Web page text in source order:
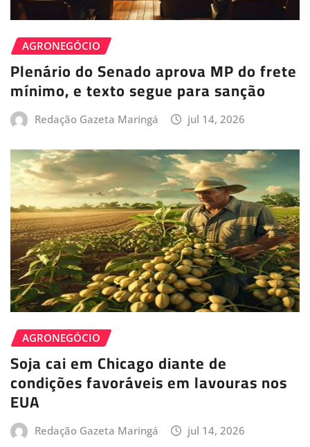
AGRONEGÓCIO
Plenário do Senado aprova MP do frete
mínimo, e texto segue para sanção
Redação Gazeta Maringá jul 14, 2026
AGRONEGÓCIO
Soja cai em Chicago diante de
condições favoráveis em lavouras nos
EUA
Redação Gazeta Maringá jul 14, 2026